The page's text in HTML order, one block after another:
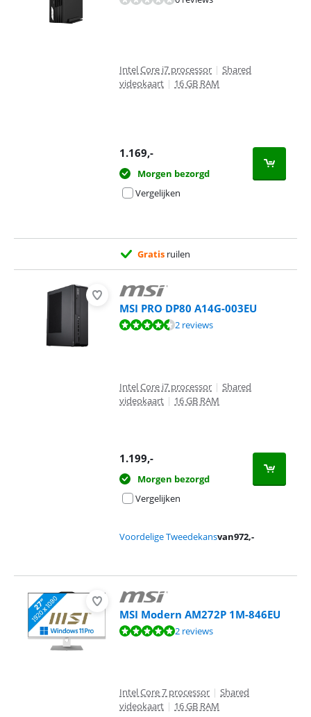
Intel Core i7 processor | Shared
videokaart | 16 GB RAM
1.169,-
Morgen bezorgd
Vergelijken
Gratis ruilen
MSI PRO DP80 A14G-003EU
Beoordeling is 9,2 van de 10, gebaseerd op 2 reviews.
2 reviews
Intel Core i7 processor | Shared
videokaart | 16 GB RAM
1.199,-
Morgen bezorgd
Vergelijken
Voordelige Tweedekansvan972,-
MSI Modern AM272P 1M-846EU
Beoordeling is 10 van de 10, gebaseerd op 2 reviews.
2 reviews
Intel Core 7 processor | Shared
videokaart | 16 GB RAM